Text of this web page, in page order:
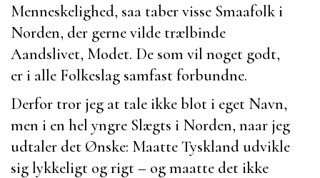
Menneskelighed, saa taber visse Smaafolk i
Norden, der gerne vilde trælbinde
Aandslivet, Modet. De som vil noget godt,
er i alle Folkeslag samfast forbundne.
Derfor tror jeg at tale ikke blot i eget Navn,
men i en hel yngre Slægts i Norden, naar jeg
udtaler det Ønske: Maatte Tyskland udvikle
sig lykkeligt og rigt – og maatte det ikke